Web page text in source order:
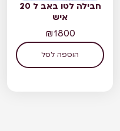
חבילה לטו באב ל 20
איש
₪1800
הוספה לסל